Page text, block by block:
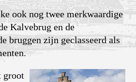
ook nog twee merkwaardige
Kalvebrug en de
bruggen zijn geclasseerd als
groot